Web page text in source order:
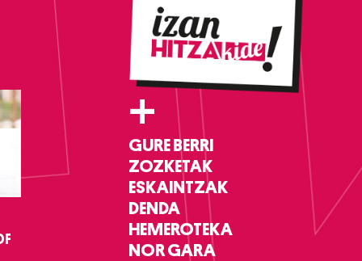
+
GURE BERRI
ZOZKETAK
ESKAINTZAK
DENDA
HEMEROTEKA
NOR GARA